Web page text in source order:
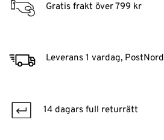
Gratis frakt över 799 kr
Leverans 1 vardag, PostNord
14 dagars full returrätt